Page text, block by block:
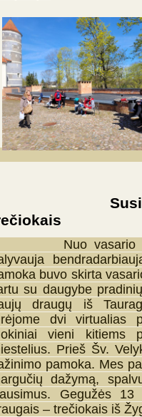
vasario
buvo skirta
su daugybe
draugų iš
dvi virtualias
vieni kitiems
Prieš Šv.
pamoka. Mes
dažymą,
Gegužės
– trečiokais iš